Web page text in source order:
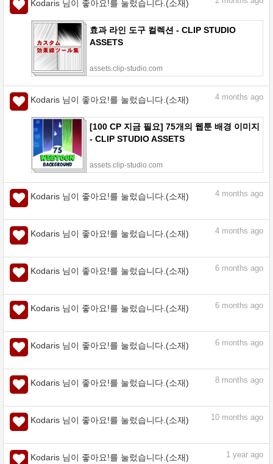
Kodaris 님이 좋아요!를 눌렀습니다.(소재)
효과 라인 도구 컬렉션 - CLIP STUDIO
ASSETS
assets.clip-studio.com
Kodaris 님이 좋아요!를 눌렀습니다.(소재) 4 months ago
[100 CP 지금 필요] 75개의 웹툰 배경 이미지
- CLIP STUDIO ASSETS
assets.clip-studio.com
Kodaris 님이 좋아요!를 눌렀습니다.(소재) 4 months ago
Kodaris 님이 좋아요!를 눌렀습니다.(소재) 4 months ago
Kodaris 님이 좋아요!를 눌렀습니다.(소재) 6 months ago
Kodaris 님이 좋아요!를 눌렀습니다.(소재) 6 months ago
Kodaris 님이 좋아요!를 눌렀습니다.(소재) 6 months ago
Kodaris 님이 좋아요!를 눌렀습니다.(소재) 8 months ago
Kodaris 님이 좋아요!를 눌렀습니다.(소재) 10 months ago
Kodaris 님이 좋아요!를 눌렀습니다.(소재) 1 year ago